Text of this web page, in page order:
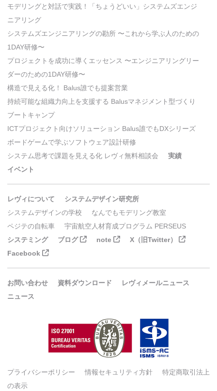
モデリングと対話で実践！「ちょうどいい」システムズエンジ
ニアリング
システムズエンジニアリングの勘所 〜これから学ぶ人のための
1DAY研修〜
プロジェクトを成功に導くエッセンス 〜エンジニアリングリー
ダーのための1DAY研修〜
構造で見える化！ Balus誰でも提案営業
持続可能な組織力向上を支援する Balusマネジメント型づくり
ブートキャンプ
ICTプロジェクト向けソリューション Balus誰でもDXシリーズ
ボードゲームで学ぶソフトウェア設計研修
システム思考で課題を見える化 レヴィ無料相談会
実績
イベント
レヴィについて
システムデザイン研究所
システムデザインの学校
なんでもモデリング教室
ペジテの自転車
宇宙航空人材育成プログラム PERSEUS
システミング
ブログ note
X（旧Twitter）
Facebook
お問い合わせ 資料ダウンロード
レヴィメールニュース
ニュース
プライバシーポリシー 情報セキュリティ方針
特定商取引法上
の表示